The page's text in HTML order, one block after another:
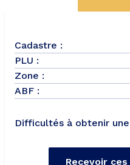
Cadastre :
PLU :
Zone :
ABF :
Difficultés à obtenir
Recevoir